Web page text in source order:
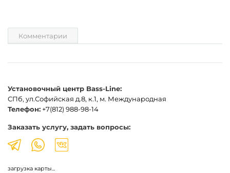
Комментарии
Установочный центр Bass-Line:
СПб, ул.Софийская д.8, к.1, м. Международная
Телефон: +7(812) 988-98-14
Заказать услугу, задать вопросы:
загрузка карты...